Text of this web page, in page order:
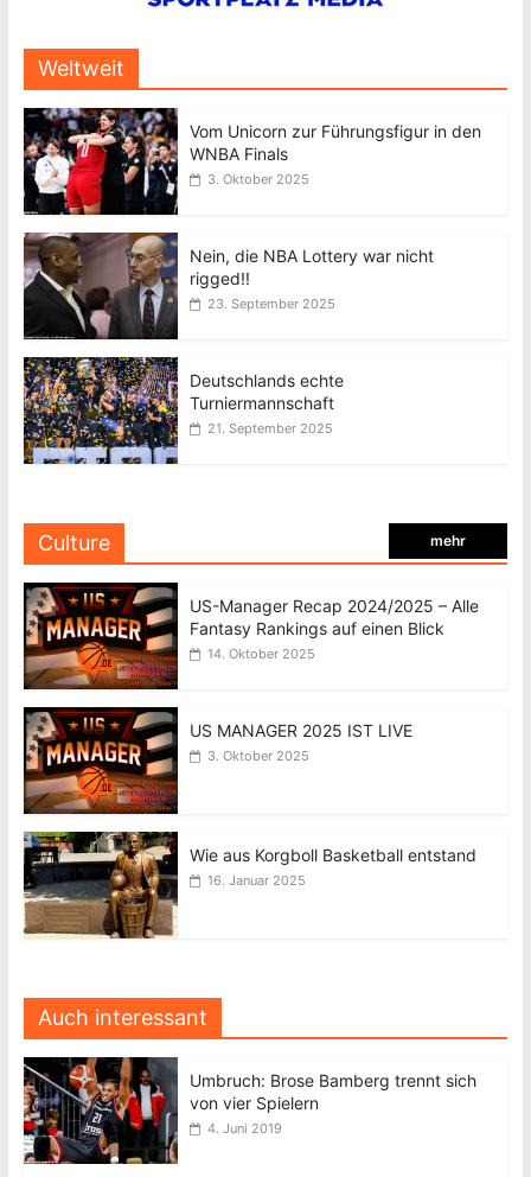
Weltweit
Vom Unicorn zur Führungsfigur in den
WNBA Finals
3. Oktober 2025
Nein, die NBA Lottery war nicht
rigged!!
23. September 2025
Deutschlands echte
Turniermannschaft
21. September 2025
Culture mehr
US-Manager Recap 2024/2025 – Alle
Fantasy Rankings auf einen Blick
14. Oktober 2025
US MANAGER 2025 IST LIVE
3. Oktober 2025
Wie aus Korgboll Basketball entstand
16. Januar 2025
Auch interessant
Umbruch: Brose Bamberg trennt sich
von vier Spielern
4. Juni 2019